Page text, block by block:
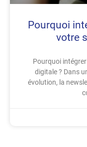
Pourquoi
votre
Pourquoi
digitale ? Dans
évolution, la